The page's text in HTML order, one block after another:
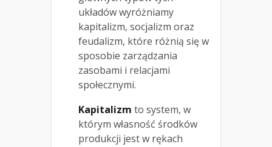
układów wyróżniamy
kapitalizm, socjalizm oraz
feudalizm, które różnią się w
sposobie zarządzania
zasobami i relacjami
społecznymi.
Kapitalizm to system, w
którym własność środków
produkcji jest w rękach